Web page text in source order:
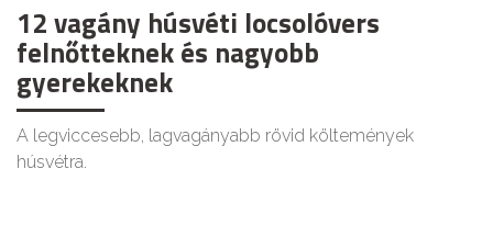
12 vagány húsvéti locsolóvers
felnőtteknek és nagyobb
gyerekeknek
A legviccesebb, lagvagányabb rövid költemények
húsvétra.